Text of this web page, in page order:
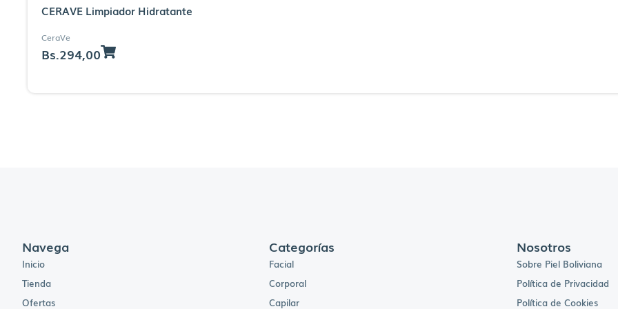
CERAVE Limpiador Hidratante
CeraVe
Bs.294,00
Navega
Inicio
Tienda
Ofertas
Categorías
Facial
Corporal
Capilar
Nosotros
Sobre Piel Boliviana
Política de Privacidad
Política de Cookies